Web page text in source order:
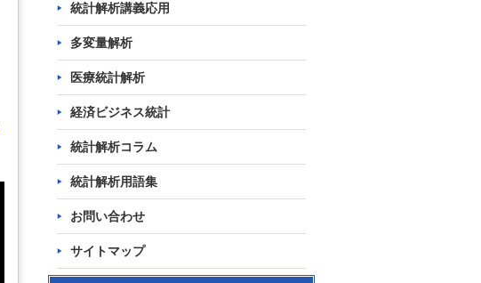
統計解析講義応用
多変量解析
医療統計解析
経済ビジネス統計
統計解析コラム
統計解析用語集
お問い合わせ
サイトマップ